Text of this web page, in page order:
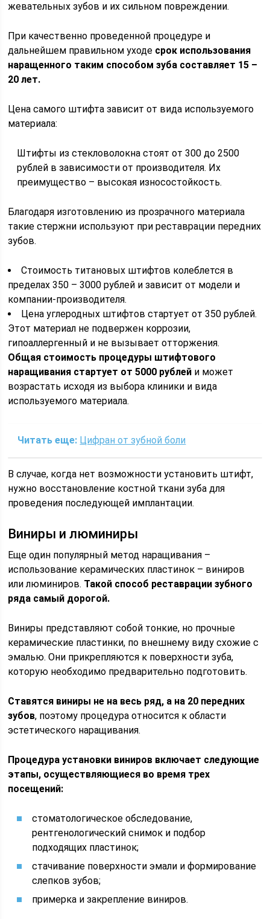
жевательных зубов и их сильном повреждении.
При качественно проведенной процедуре и
дальнейшем правильном уходе срок использования
наращенного таким способом зуба составляет 15 –
20 лет.
Цена самого штифта зависит от вида используемого
материала:
Штифты из стекловолокна стоят от 300 до 2500
рублей в зависимости от производителя. Их
преимущество – высокая износостойкость.
Благодаря изготовлению из прозрачного материала
такие стержни используют при реставрации передних
зубов.
Стоимость титановых штифтов колеблется в
пределах 350 – 3000 рублей и зависит от модели и
компании-производителя.
Цена углеродных штифтов стартует от 350 рублей.
Этот материал не подвержен коррозии,
гипоаллергенный и не вызывает отторжения.
Общая стоимость процедуры штифтового
наращивания стартует от 5000 рублей и может
возрастать исходя из выбора клиники и вида
используемого материала.
Читать еще: Цифран от зубной боли
В случае, когда нет возможности установить штифт,
нужно восстановление костной ткани зуба для
проведения последующей имплантации.
Виниры и люминиры
Еще один популярный метод наращивания –
использование керамических пластинок – виниров
или люминиров. Такой способ реставрации зубного
ряда самый дорогой.
Виниры представляют собой тонкие, но прочные
керамические пластинки, по внешнему виду схожие с
эмалью. Они прикрепляются к поверхности зуба,
которую необходимо предварительно подготовить.
Ставятся виниры не на весь ряд, а на 20 передних
зубов, поэтому процедура относится к области
эстетического наращивания.
Процедура установки виниров включает следующие
этапы, осуществляющиеся во время трех
посещений:
стоматологическое обследование,
рентгенологический снимок и подбор
подходящих пластинок;
стачивание поверхности эмали и формирование
слепков зубов;
примерка и закрепление виниров.